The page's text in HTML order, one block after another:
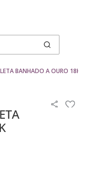
BANHADO A OURO 18K